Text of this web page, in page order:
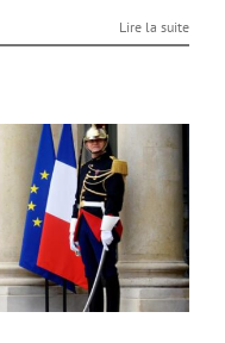
Lire la suite